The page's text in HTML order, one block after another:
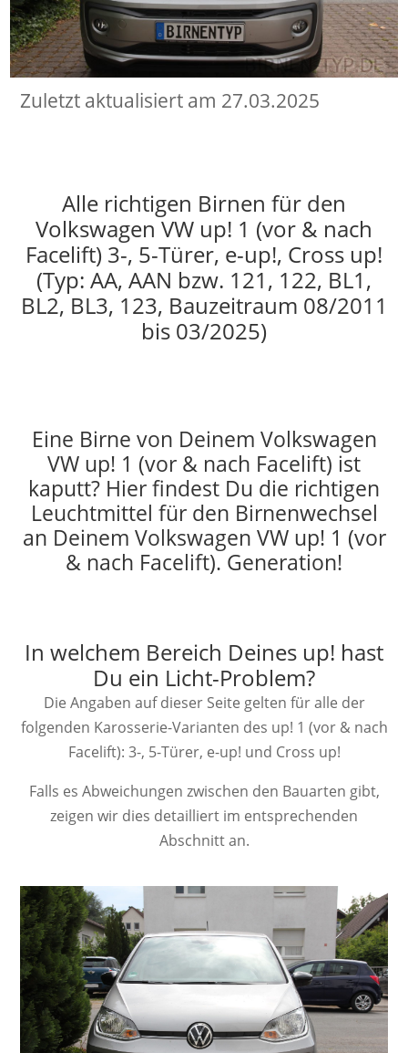
Zuletzt aktualisiert am 27.03.2025
Alle richtigen Birnen für den
Volkswagen VW up! 1 (vor & nach
Facelift) 3-, 5-Türer, e-up!, Cross up!
(Typ: AA, AAN bzw. 121, 122, BL1,
BL2, BL3, 123, Bauzeitraum 08/2011
bis 03/2025)
Eine Birne von Deinem Volkswagen
VW up! 1 (vor & nach Facelift) ist
kaputt? Hier findest Du die richtigen
Leuchtmittel für den Birnenwechsel
an Deinem Volkswagen VW up! 1 (vor
& nach Facelift). Generation!
In welchem Bereich Deines up! hast
Du ein Licht-Problem?
Die Angaben auf dieser Seite gelten für alle der
folgenden Karosserie-Varianten des up! 1 (vor & nach
Facelift): 3-, 5-Türer, e-up! und Cross up!
Falls es Abweichungen zwischen den Bauarten gibt,
zeigen wir dies detailliert im entsprechenden
Abschnitt an.